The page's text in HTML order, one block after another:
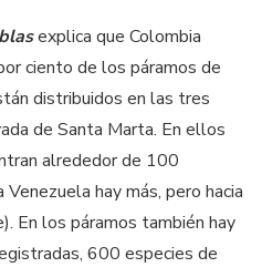
explica que Colombia
ciento de los páramos de
distribuidos en las tres
de Santa Marta. En ellos
alrededor de 100
hay más, pero hacia
En los páramos también hay
600 especies de